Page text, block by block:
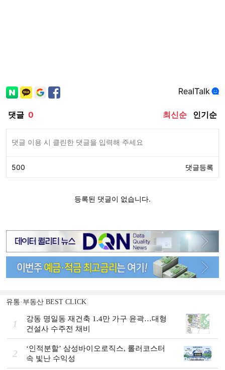
유통·부동산 BEST CLICK
1
강동 명일동 재건축 1.4만 가구 윤곽…대형
건설사 수주전 채비
2
‘인적분할’ 삼성바이오로직스, 롤러코스터
속 빛난 수익성